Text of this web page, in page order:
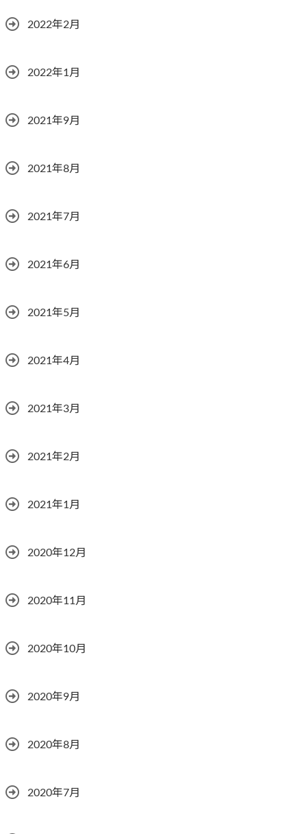
2022年2月
2022年1月
2021年9月
2021年8月
2021年7月
2021年6月
2021年5月
2021年4月
2021年3月
2021年2月
2021年1月
2020年12月
2020年11月
2020年10月
2020年9月
2020年8月
2020年7月